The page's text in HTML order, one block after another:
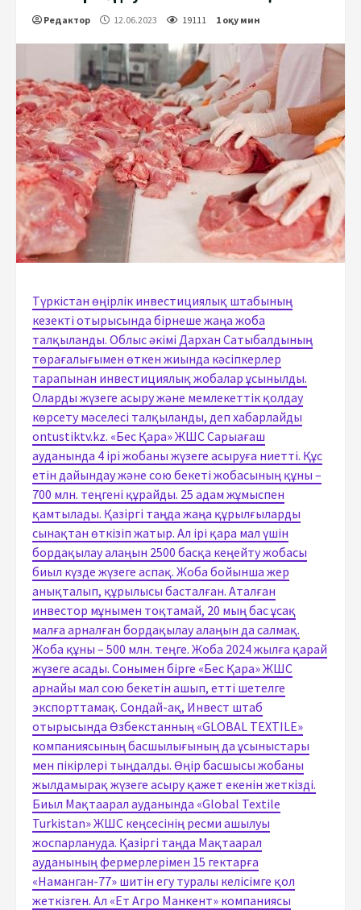
Редактор 12.06.2023 19111 1 оқу мин
Түркістан өңірлік инвестициялық штабының
кезекті отырысында бірнеше жаңа жоба
талқыланды. Облыс әкімі Дархан Сатыбалдының
төрағалығымен өткен жиында кәсіпкерлер
тарапынан инвестициялық жобалар ұсынылды.
Оларды жүзеге асыру және мемлекеттік қолдау
көрсету мәселесі талқыланды, деп хабарлайды
ontustiktv.kz. «Бес Қара» ЖШС Сарыағаш
ауданында 4 ірі жобаны жүзеге асыруға ниетті. Құс
етін дайындау және сою бекеті жобасының құны –
700 млн. теңгені құрайды. 25 адам жұмыспен
қамтылады. Қазіргі таңда жаңа құрылғыларды
сынақтан өткізіп жатыр. Ал ірі қара мал үшін
бордақылау алаңын 2500 басқа кеңейту жобасы
биыл күзде жүзеге аспақ. Жоба бойынша жер
анықталып, құрылысы басталған. Аталған
инвестор мұнымен тоқтамай, 20 мың бас ұсақ
малға арналған бордақылау алаңын да салмақ.
Жоба құны – 500 млн. теңге. Жоба 2024 жылға қарай
жүзеге асады. Сонымен бірге «Бес Қара» ЖШС
арнайы мал сою бекетін ашып, етті шетелге
экспорттамақ. Сондай-ақ, Инвест штаб
отырысында Өзбекстанның «GLOBAL TEXTILE»
компаниясының басшылығының да ұсыныстары
мен пікірлері тыңдалды. Өңір басшысы жобаны
жылдамырақ жүзеге асыру қажет екенін жеткізді.
Биыл Мақтаарал ауданында «Global Textile
Turkistan» ЖШС кеңсесінің ресми ашылуы
жоспарлануда. Қазіргі таңда Мақтаарал
ауданының фермерлерімен 15 гектарға
«Наманган-77» шитін егу туралы келісімге қол
жеткізген. Ал «Ет Агро Манкент» компаниясы